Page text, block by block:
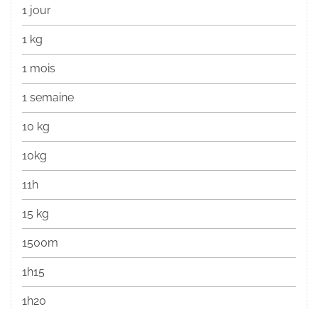
1 jour
1 kg
1 mois
1 semaine
10 kg
10kg
11h
15 kg
1500m
1h15
1h20